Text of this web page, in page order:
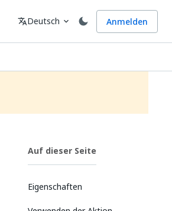
Sprache
translateDeutsch expand_more Anmelden
Auf dieser Seite
Eigenschaften